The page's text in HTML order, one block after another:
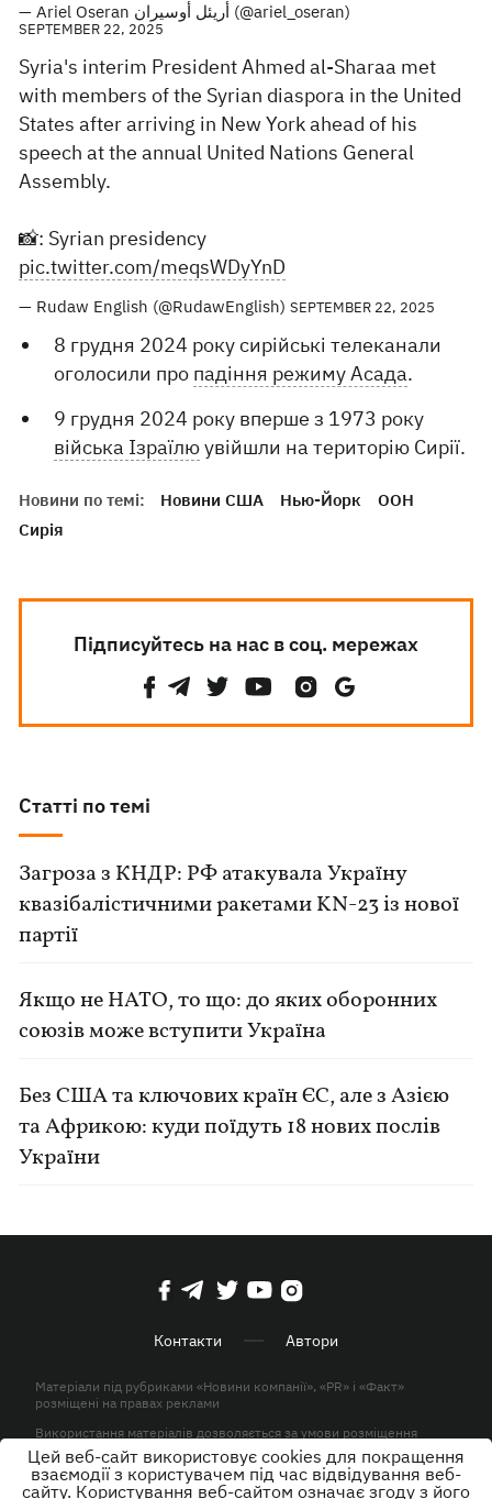
— Ariel Oseran أريئل أوسيران (@ariel_oseran)
SEPTEMBER 22, 2025
Syria's interim President Ahmed al-Sharaa met
with members of the Syrian diaspora in the United
States after arriving in New York ahead of his
speech at the annual United Nations General
Assembly.
📸: Syrian presidency
pic.twitter.com/meqsWDyYnD
— Rudaw English (@RudawEnglish)SEPTEMBER 22, 2025
8 грудня 2024 року сирійські телеканали
оголосили про падіння режиму Асада.
9 грудня 2024 року вперше з 1973 року
війська Ізраїлюувійшли на територію Сирії.
Новини по темі: Новини США Нью-Йорк
ООН
Сирія
Підписуйтесь на нас в соц. мережах
Статті по темі
Загроза з КНДР: РФ атакувала Україну
квазібалістичними ракетами KN-23 із нової
партії
Якщо не НАТО, то що: до яких оборонних
союзів може вступити Україна
Без США та ключових країн ЄС, але з Азією
та Африкою: куди поїдуть 18 нових послів
України
Контакти Автори
Матеріали під рубриками «Новини компанії», «PR» і «Факт»
розміщені на правах реклами
Використання матеріалів дозволяється за умови розміщення
активного гіперпосилання на KP.UA в першому абзаці.
© ТОВ «ЮЛАВ МЕДІА» 2026. Всі права захищені.
Цей веб-сайт використовує cookies для покращення
взаємодії з користувачем під час відвідування веб-
сайту. Користування веб-сайтом означає згоду з його